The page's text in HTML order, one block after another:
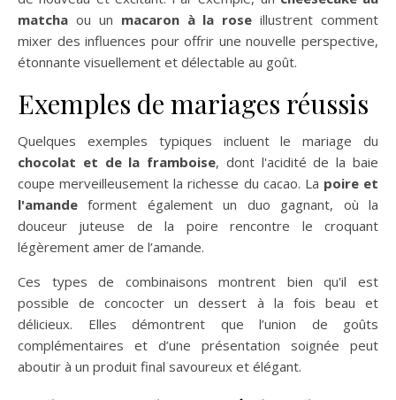
matcha ou un macaron à la rose illustrent comment
mixer des influences pour offrir une nouvelle perspective,
étonnante visuellement et délectable au goût.
Exemples de mariages réussis
Quelques exemples typiques incluent le mariage du
chocolat et de la framboise, dont l'acidité de la baie
coupe merveilleusement la richesse du cacao. La poire et
l'amande forment également un duo gagnant, où la
douceur juteuse de la poire rencontre le croquant
légèrement amer de l’amande.
Ces types de combinaisons montrent bien qu'il est
possible de concocter un dessert à la fois beau et
délicieux. Elles démontrent que l’union de goûts
complémentaires et d’une présentation soignée peut
aboutir à un produit final savoureux et élégant.